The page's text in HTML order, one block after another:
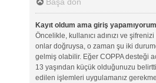
Kayıt oldum ama giriş
Öncelikle, kullanıcı adınızı ve
onlar doğruysa, o zaman şu iki
gelmiş olabilir. Eğer COPPA desteği
13 yaşından küçük olduğunuzu
edilen işlemleri uygulamanız